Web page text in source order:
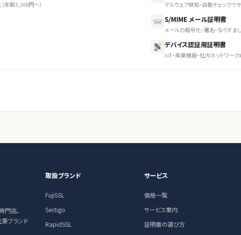
年額3,300円〜） マルウェア検知・自動チェックで
S/MIME メール証明書
メールの暗号化・署名・なりすま
デバイス認証用証明書
IoT・産業機器・社内ネットワーク
門店。
要ブランド
取扱ブランド
FujiSSL
Sectigo
RapidSSL
サービス
価格一覧
サービス案内
証明書の選び方